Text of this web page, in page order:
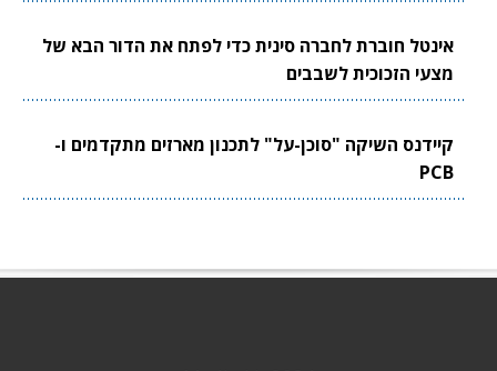
אינטל חוברת לחברה סינית כדי לפתח את הדור הבא של
מצעי הזכוכית לשבבים
קיידנס השיקה "סוכן-על" לתכנון מארזים מתקדמים ו-
PCB